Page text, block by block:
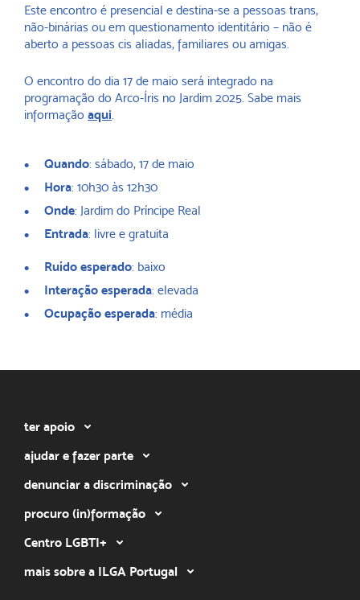
Este encontro é presencial e destina-se a pessoas trans,
não-binárias ou em questionamento identitário – não é
aberto a pessoas cis aliadas, familiares ou amigas.
O encontro do dia 17 de maio será integrado na
programação do Arco-Íris no Jardim 2025. Sabe mais
informação aqui.
Quando: sábado, 17 de maio
Hora: 10h30 às 12h30
Onde: Jardim do Príncipe Real
Entrada: livre e gratuita
Ruído esperado: baixo
Interação esperada: elevada
Ocupação esperada: média
ter apoio
ajudar e fazer parte
denunciar a discriminação
procuro (in)formação
Centro LGBTI+
mais sobre a ILGA Portugal